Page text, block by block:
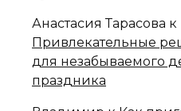
Анастасия Тарасова к
Привлекательные
для незабываемого
праздника